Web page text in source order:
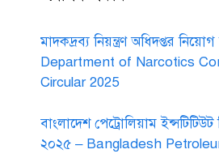
মাদকদ্রব্য নিয়ন্ত্রণ অধিদপ্তর
Department of Narcotics
Circular 2025
বাংলাদেশ পেট্রোলিয়াম ইন্সটিটিউট
২০২৫ – Bangladesh